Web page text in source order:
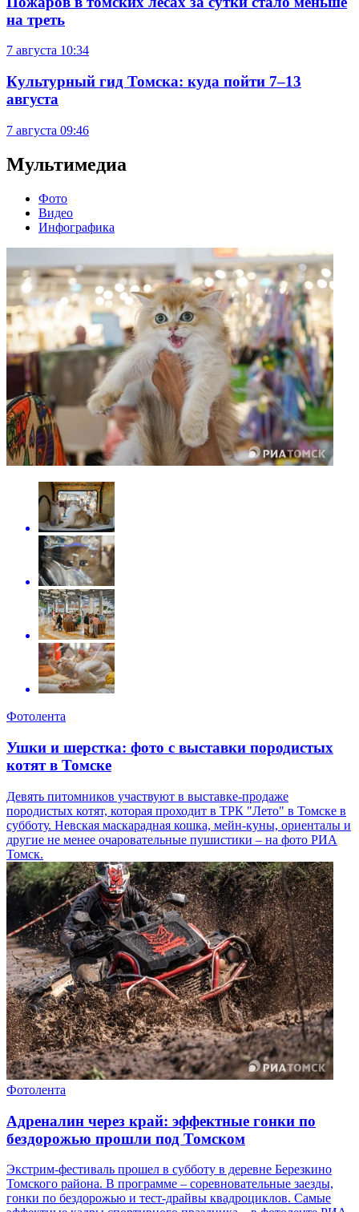
на треть
7 августа 10:34
Культурный гид Томска: куда пойти 7–13
августа
7 августа 09:46
Мультимедиа
Фото
Видео
Инфографика
Фотолента
Ушки и шерстка: фото с выставки породистых
котят в Томске
Девять питомников участвуют в выставке-продаже
породистых котят, которая проходит в ТРК "Лето" в Томске в
субботу. Невская маскарадная кошка, мейн-куны, ориенталы и
другие не менее очаровательные пушистики – на фото РИА
Томск.
Фотолента
Адреналин через край: эффектные гонки по
бездорожью прошли под Томском
Экстрим-фестиваль прошел в субботу в деревне Березкино
Томского района. В программе – соревновательные заезды,
гонки по бездорожью и тест-драйвы квадроциклов. Самые